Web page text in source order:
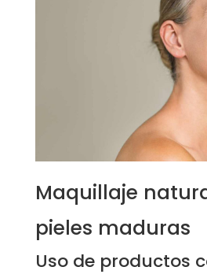
Maquillaje
pieles maduras
Uso de productos